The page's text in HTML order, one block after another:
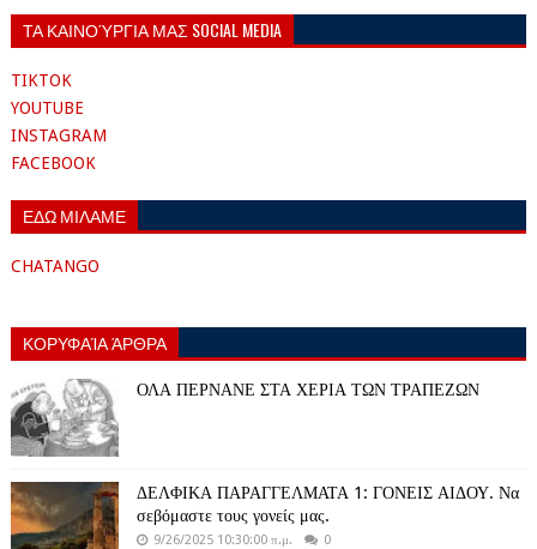
ΤΑ ΚΑΙΝΟΎΡΓΙΑ ΜΑΣ SOCIAL MEDIA
TIKTOK
YOUTUBE
INSTAGRAM
FACEBOOK
ΕΔΩ ΜΙΛΑΜΕ
CHATANGO
ΚΟΡΥΦΑΊΑ ΆΡΘΡΑ
ΟΛΑ ΠΕΡΝΑΝΕ ΣΤΑ ΧΕΡΙΑ ΤΩΝ ΤΡΑΠΕΖΩΝ
ΔΕΛΦΙΚΑ ΠΑΡΑΓΓΕΛΜΑΤΑ 1: ΓΟΝΕΙΣ ΑΙΔΟΥ. Να
σεβόμαστε τους γονείς μας.
9/26/2025 10:30:00 π.μ. 0